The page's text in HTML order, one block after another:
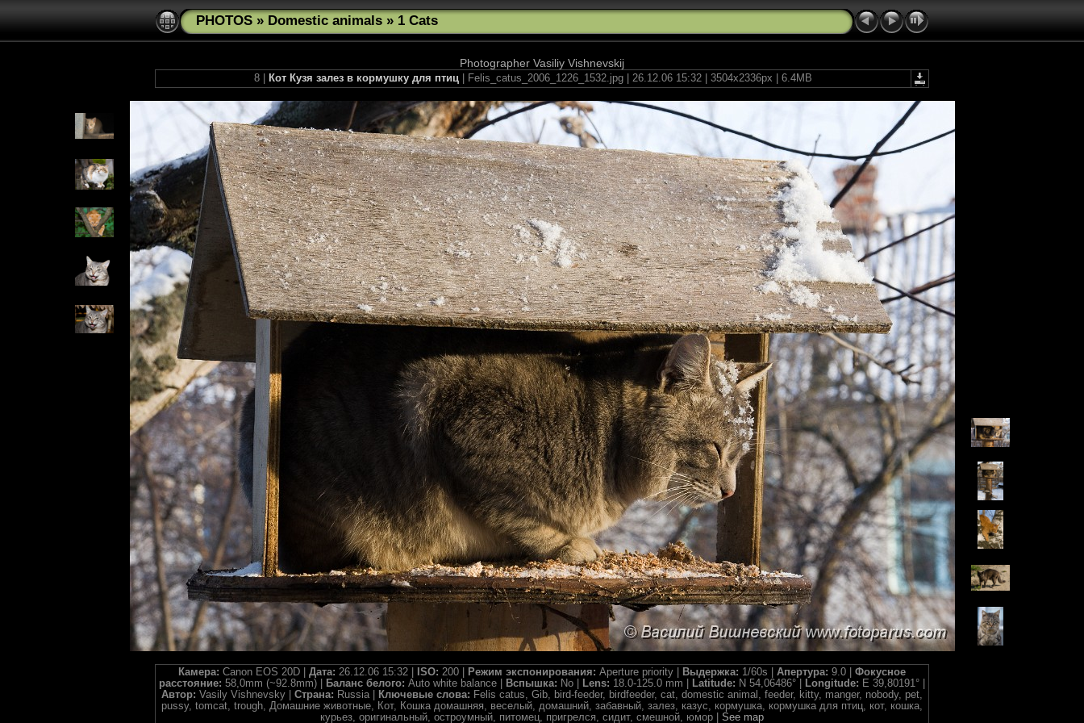
PHOTOS » Domestic animals » 1 Cats
Photographer Vasiliy Vishnevskij
8 | Кот Кузя залез в кормушку для птиц | Felis_catus_2006_1226_1532.jpg | 26.12.06 15:32 | 3504x2336px | 6.4MB
Камера: Canon EOS 20D | Дата: 26.12.06 15:32 | ISO: 200 | Режим экспонирования: Aperture priority | Выдержка: 1/60s | Апертура: 9.0 | Фокусное
расстояние: 58,0mm (~92.8mm) | Баланс белого: Auto white balance | Вспышка: No | Lens: 18.0-125.0 mm | Latitude: N 54,06486° | Longitude: E 39,80191° |
Автор: Vasily Vishnevsky | Страна: Russia | Ключевые слова: Felis catus, Gib, bird-feeder, birdfeeder, cat, domestic animal, feeder, kitty, manger, nobody, pet,
pussy, tomcat, trough, Домашние животные, Кот, Кошка домашняя, веселый, домашний, забавный, залез, казус, кормушка, кормушка для птиц, кот, кошка,
курьез, оригинальный, остроумный, питомец, пригрелся, сидит, смешной, юмор | See map